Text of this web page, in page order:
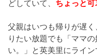
どしていて、 ちょっと可
父親はいつも帰りが遅
りたい放題でも「ママ
い。」と英美里にライン